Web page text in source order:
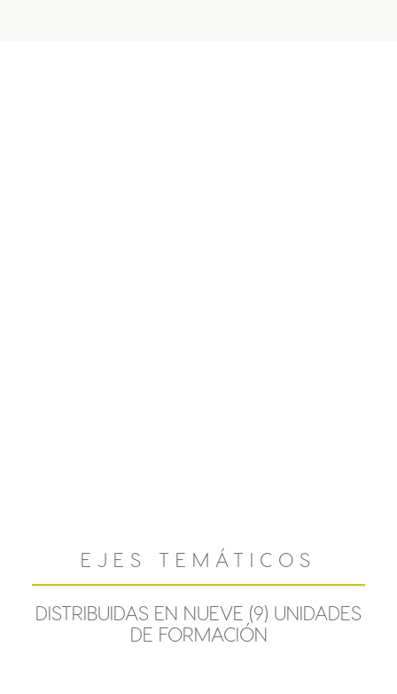
EJES TEMÁTICOS
DISTRIBUIDAS EN NUEVE (9) UNIDADES
DE FORMACIÓN